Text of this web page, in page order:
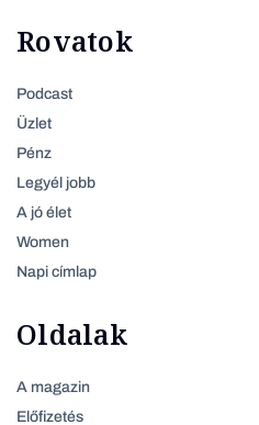
Rovatok
Podcast
Üzlet
Pénz
Legyél jobb
A jó élet
Women
Napi címlap
Oldalak
A magazin
Előfizetés